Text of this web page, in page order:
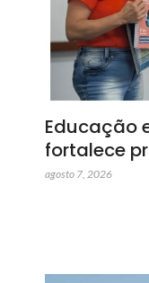
Educação
fortalece
agosto 7, 2026